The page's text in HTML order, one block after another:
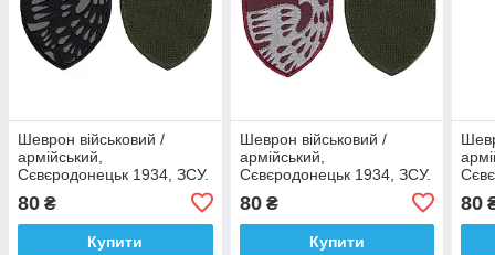
Шеврон військовий /
армійський,
Сєвєродонецьк 1934, ЗСУ.
80 ₴
Купити
Шеврон військовий /
армійський,
Сєвєродонецьк 1934, ЗСУ.
80₴
Купити
80